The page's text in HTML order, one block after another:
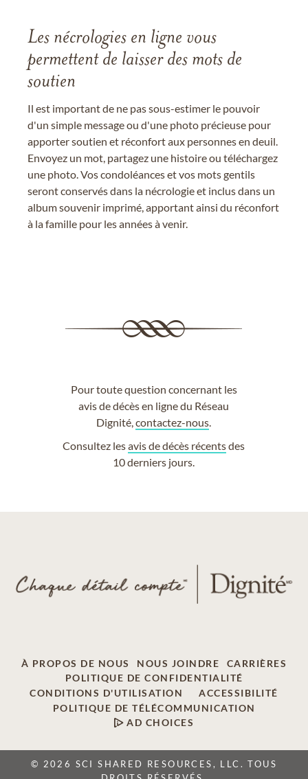
Les nécrologies en ligne vous
permettent de laisser des mots de
soutien
Il est important de ne pas sous-estimer le pouvoir
d'un simple message ou d'une photo précieuse pour
apporter soutien et réconfort aux personnes en deuil.
Envoyez un mot, partagez une histoire ou téléchargez
une photo. Vos condoléances et vos mots gentils
seront conservés dans la nécrologie et inclus dans un
album souvenir imprimé, apportant ainsi du réconfort
à la famille pour les années à venir.
Pour toute question concernant les
avis de décès en ligne du Réseau
Dignité,contactez-nous
Consultez lesavis de décès récentsdes
10 derniers jours.
À PROPOS DE NOUS NOUS JOINDRE
CARRIÈRES
POLITIQUE DE CONFIDENTIALITÉ
CONDITIONS D'UTILISATION
ACCESSIBILITÉ
POLITIQUE DE TÉLÉCOMMUNICATION
AD CHOICES
© 2026 SCI SHARED RESOURCES, LLC. TOUS